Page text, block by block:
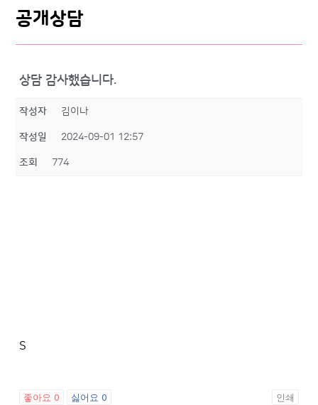
공개상담
상담 감사했습니다.
작성자 김이나
작성일 2024-09-01 12:57
조회 774
좋아요 0 싫어요0 인쇄